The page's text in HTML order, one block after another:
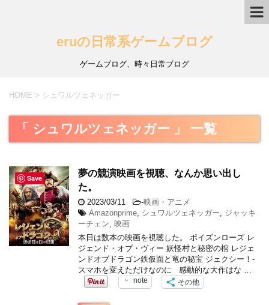
eruの日常系ゲームブログ
ゲームブログ、時々日常ブログ
HOME > シュワルツェネッガー
「 シュワルツェネッガー 」 一覧
夢の競演映画を視聴、なんか思い出し
た。
2023/03/11 -映画・アニメ
Amazonprime シュワルツェネッガー
ジャッキ
ーチェン 映画
本日は数本の映画を視聴した。 ポイズンローズ レ
ジェンド・オブ・ヴィー 妖怪村と秘密の棺 レジェ
ンドオブドラゴン鉄仮面と竜の秘宝 ジェクシー！-
スマホを変えただけなのに 感動的な大作はな …
note その他
Save